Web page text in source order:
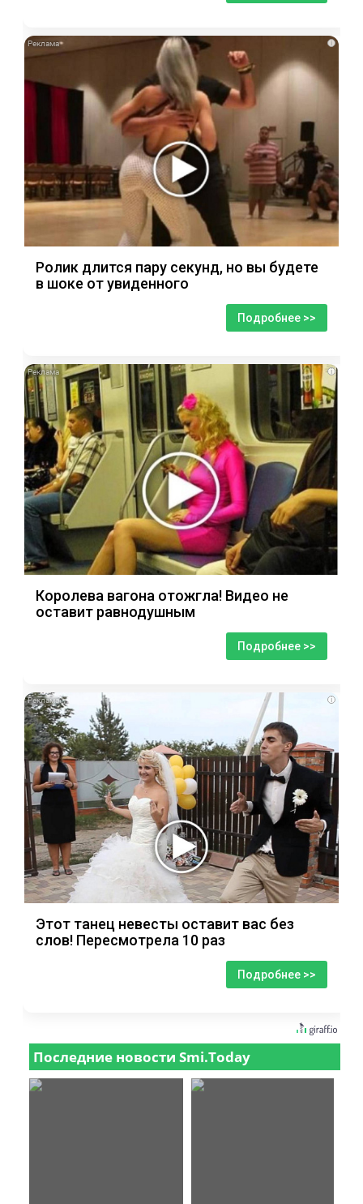
i
Ролик длится пару секунд, но вы будете
в шоке от увиденного
Подробнее >>
i
Королева вагона отожгла! Видео не
оставит равнодушным
Подробнее >>
i
Этот танец невесты оставит вас без
слов! Пересмотрела 10 раз
Подробнее >>